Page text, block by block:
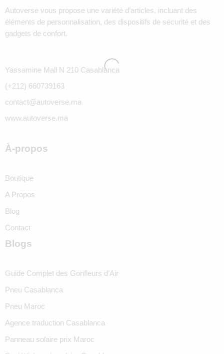
Autoverse vous propose une variété d’articles, incluant des
éléments de personnalisation, des dispositifs de sécurité et des
gadgets de confort.
Yassamine Mall N 210 Casablanca
(+212) 660739163
contact@autoverse.ma
www.autoverse.ma
À-propos
Boutique
A Propos
Blog
Contact
Blogs
Guide Complet des Gonfleurs d’Air
Pneu Casablanca
Pneu Maroc
Agence traduction Casablanca
Panneau solaire prix Maroc